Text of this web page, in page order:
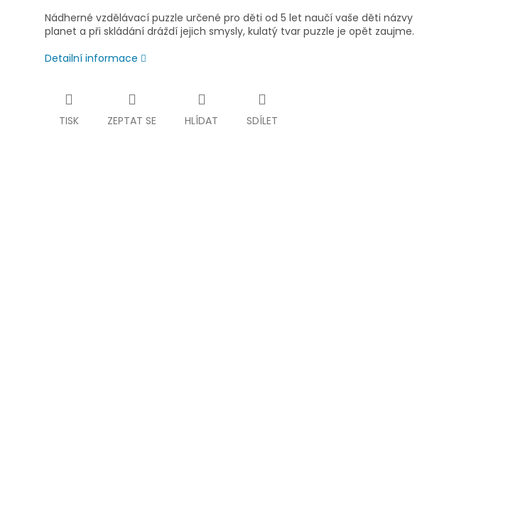
Nádherné vzdělávací puzzle určené pro děti od 5 let naučí vaše děti názvy
planet a při skládání dráždí jejich smysly, kulatý tvar puzzle je opět zaujme.
Detailní informace
TISK ZEPTAT SE HLÍDAT SDÍLET